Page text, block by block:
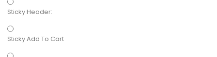
Sticky Header:
Sticky Add To Cart